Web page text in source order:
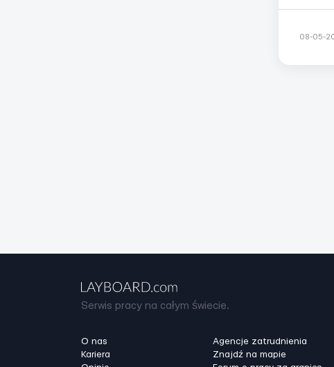
08-05-
Serwis pracy na całym świecie.
O nas
Kariera
Agencje zatrudnienia
Znajdź na mapie